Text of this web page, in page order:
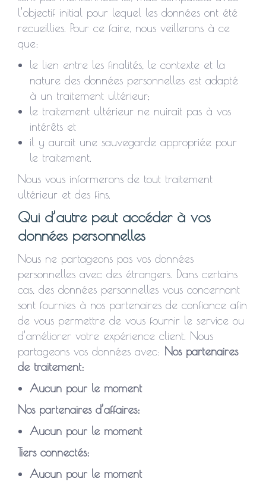
l’objectif initial pour lequel les données ont été
recueillies. Pour ce faire, nous veillerons à ce
que:
le lien entre les finalités, le contexte et la
nature des données personnelles est adapté
à un traitement ultérieur;
le traitement ultérieur ne nuirait pas à vos
intérêts et
il y aurait une sauvegarde appropriée pour
le traitement.
Nous vous informerons de tout traitement
ultérieur et des fins.
Qui d’autre peut accéder à vos
données personnelles
Nous ne partageons pas vos données
personnelles avec des étrangers. Dans certains
cas, des données personnelles vous concernant
sont fournies à nos partenaires de confiance afin
de vous permettre de vous fournir le service ou
d’améliorer votre expérience client. Nous
partageons vos données avec: Nos partenaires
de traitement:
Aucun pour le moment
Nos partenaires d’affaires:
Aucun pour le moment
Tiers connectés:
Aucun pour le moment